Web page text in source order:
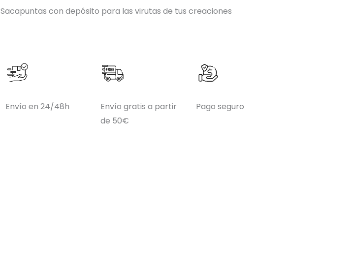
Sacapuntas con depósito para las virutas de tus creaciones
Envío en 24/48h
Envío gratis a partir
de 50€
Pago seguro